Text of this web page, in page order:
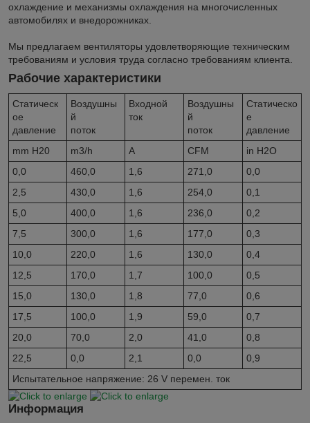
охлаждение и механизмы охлаждения на многочисленных
автомобилях и внедорожниках.
Мы предлагаем вентиляторы удовлетворяющие техническим
требованиям и условия труда согласно требованиям клиента.
Рабочие характеристики
Статическ
ое
давление
Воздушны
й
поток
Входной
ток
Воздушны
й
поток
Статическо
е
давление
mm H20
m3/h A CFM
in H2O
0,0
460,0 1,6 271,0
0,0
2,5
430,0 1,6 254,0
0,1
5,0
400,0 1,6 236,0
0,2
7,5
300,0 1,6 177,0
0,3
10,0
220,0 1,6 130,0
0,4
12,5
170,0 1,7 100,0
0,5
15,0
130,0 1,8 77,0
0,6
17,5
100,0 1,9 59,0
0,7
20,0
70,0 2,0 41,0
0,8
22,5
0,0 2,1 0,0
0,9
Испытательное напряжение: 26 V перемен. ток
Информация